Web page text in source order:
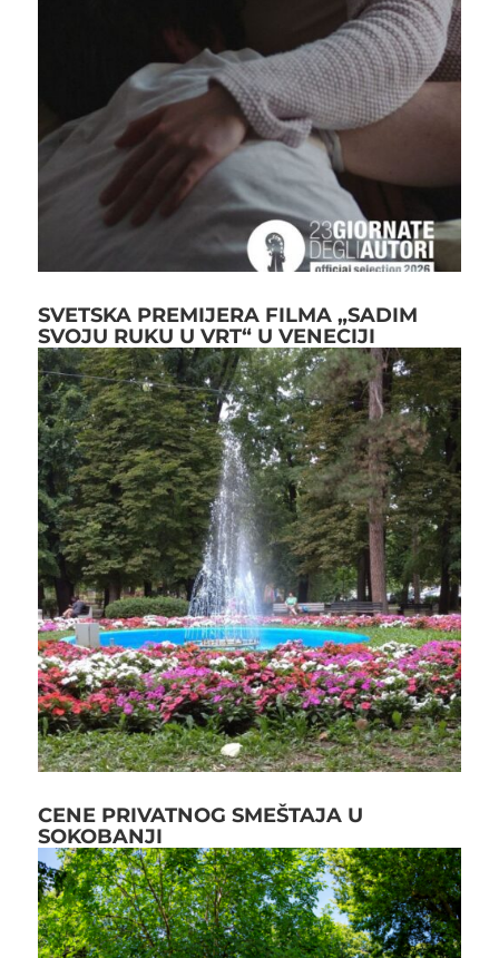
SVETSKA PREMIJERA FILMA „SADIM
SVOJU RUKU U VRT“ U VENECIJI
CENE PRIVATNOG SMEŠTAJA U
SOKOBANJI